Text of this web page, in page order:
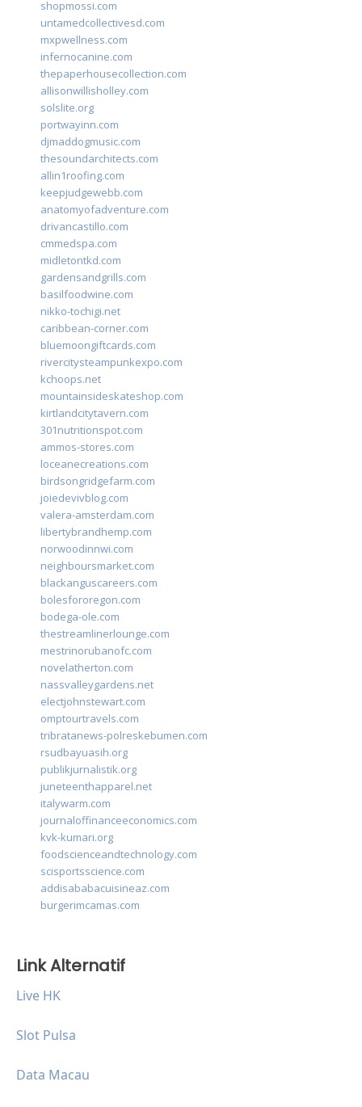
shopmossi.com
untamedcollectivesd.com
mxpwellness.com
infernocanine.com
thepaperhousecollection.com
allisonwillisholley.com
solslite.org
portwayinn.com
djmaddogmusic.com
thesoundarchitects.com
allin1roofing.com
keepjudgewebb.com
anatomyofadventure.com
drivancastillo.com
cmmedspa.com
midletontkd.com
gardensandgrills.com
basilfoodwine.com
nikko-tochigi.net
caribbean-corner.com
bluemoongiftcards.com
rivercitysteampunkexpo.com
kchoops.net
mountainsideskateshop.com
kirtlandcitytavern.com
301nutritionspot.com
ammos-stores.com
loceanecreations.com
birdsongridgefarm.com
joiedevivblog.com
valera-amsterdam.com
libertybrandhemp.com
norwoodinnwi.com
neighboursmarket.com
blackanguscareers.com
bolesfororegon.com
bodega-ole.com
thestreamlinerlounge.com
mestrinorubanofc.com
novelatherton.com
nassvalleygardens.net
electjohnstewart.com
omptourtravels.com
tribratanews-polreskebumen.com
rsudbayuasih.org
publikjurnalistik.org
juneteenthapparel.net
italywarm.com
journaloffinanceeconomics.com
kvk-kumari.org
foodscienceandtechnology.com
scisportsscience.com
addisababacuisineaz.com
burgerimcamas.com
Link Alternatif
Live HK
Slot Pulsa
Data Macau